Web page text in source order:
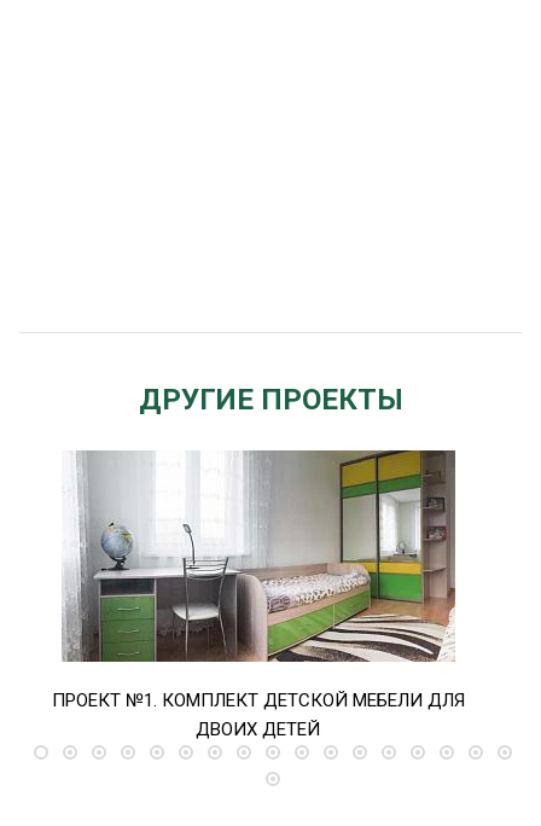
ДРУГИЕ ПРОЕКТЫ
ПРОЕКТ №1. КОМПЛЕКТ ДЕТСКОЙ МЕБЕЛИ ДЛЯ
ДВОИХ ДЕТЕЙ